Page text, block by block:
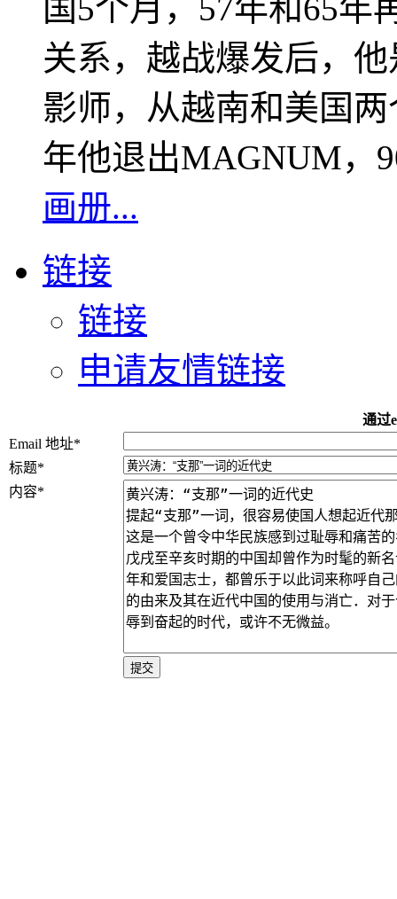
国5个月，57年和65年
关系，越战爆发后，
影师，从越南和美国
年他退出MAGNUM，
画册...
链接
链接
申请友情链接
通过
Email 地址*
标题*
内容*